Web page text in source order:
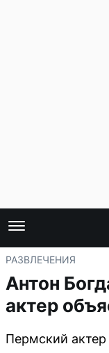
РАЗВЛЕЧЕНИЯ
Антон
актер
Пермский